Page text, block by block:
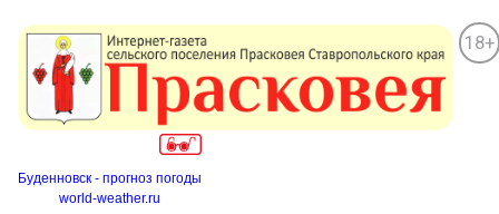
18+
Буденновск - прогноз погоды
world-weather.ru